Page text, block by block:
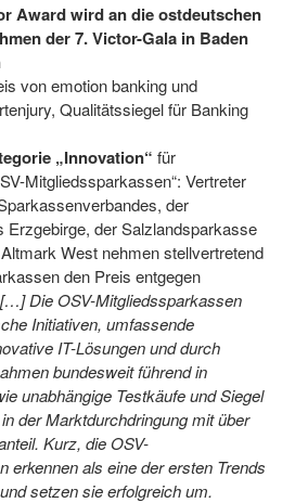
wird an die ostdeutschen
der 7. Victor-Gala in Baden
von emotion banking und
Qualitätssiegel für Banking
„Innovation“ für
Mitgliedssparkassen“: Vertreter
der
Erzgebirge, der Salzlandsparkasse
West nehmen stellvertretend
den Preis entgegen
[…] Die OSV-Mitgliedssparkassen
Initiativen, umfassende
IT-Lösungen und durch
bundesweit führend in
unabhängige Testkäufe und Siegel
der Marktdurchdringung mit über
Kurz, die OSV-
erkennen als eine der ersten Trends
setzen sie erfolgreich um.